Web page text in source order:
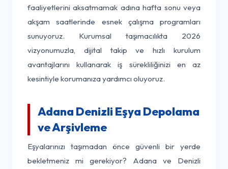
faaliyetlerini aksatmamak adına hafta sonu veya
akşam saatlerinde esnek çalışma programları
sunuyoruz. Kurumsal taşımacılıkta 2026
vizyonumuzla, dijital takip ve hızlı kurulum
avantajlarını kullanarak iş sürekliliğinizi en az
kesintiyle korumanıza yardımcı oluyoruz.
Adana Denizli Eşya Depolama
ve Arşivleme
Eşyalarınızı taşımadan önce güvenli bir yerde
bekletmeniz mi gerekiyor? Adana ve Denizli